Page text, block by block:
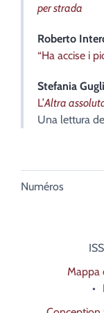
per strada
Roberto
“Ha accise i
Stefania
L’Altra
Una lettura
Numéros
Mappa